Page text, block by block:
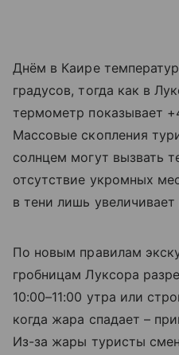
Днём в Каире
градусов, тогда как в
термометр показывает
Массовые скопления
солнцем могут вызвать
отсутствие укромных
в тени лишь увеличивает
По новым правилам
гробницам Луксора
10:00–11:00 утра или
когда жара спадает –
Из-за жары туристы